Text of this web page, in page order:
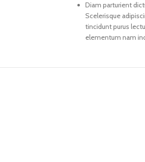
Diam parturient
Scelerisque
tincidunt purus
elementum nam